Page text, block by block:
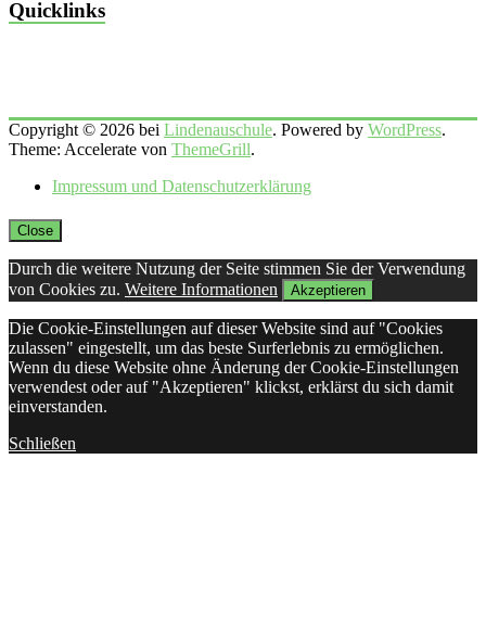
Quicklinks
Copyright © 2026 bei Lindenauschule. Powered by WordPress.
Theme: Accelerate von ThemeGrill.
Impressum und Datenschutzerklärung
Close
Durch die weitere Nutzung der Seite stimmen Sie der Verwendung
von Cookies zu. Weitere Informationen Akzeptieren
Die Cookie-Einstellungen auf dieser Website sind auf "Cookies
zulassen" eingestellt, um das beste Surferlebnis zu ermöglichen.
Wenn du diese Website ohne Änderung der Cookie-Einstellungen
verwendest oder auf "Akzeptieren" klickst, erklärst du sich damit
einverstanden.
Schließen